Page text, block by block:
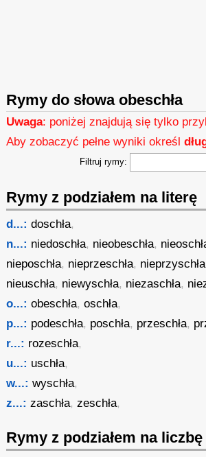
Rymy do słowa obeschła
Uwaga: poniżej znajdują się tylko
Aby zobaczyć pełne wyniki określ
Filtruj rymy:
Rymy z podziałem na literę
d...: doschła,
n...: niedoschła, nieobeschła,
nieposchła, nieprzeschła, nieprzyschła
nieuschła, niewyschła, niezaschła,
o...: obeschła,oschła,
p...: podeschła, poschła, przeschła,
r...: rozeschła,
u...: uschła,
w...: wyschła,
z...: zaschła,zeschła,
Rymy z podziałem na